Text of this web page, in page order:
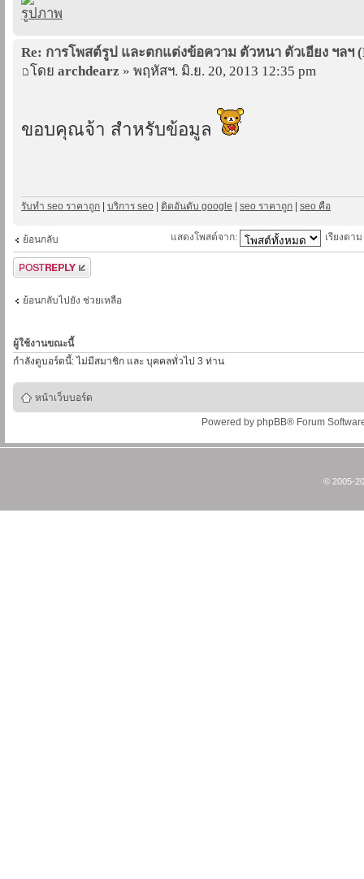
Re: การโพสต์รูป และตกแต่งข้อความ ตัวหนา ตัวเอียง ฯลฯ
โดย archdearz » พฤหัสฯ. มิ.ย. 20, 2013 12:35 pm
ขอบคุณจ้า สำหรับข้อมูล
รับทำ seo ราคาถูก | บริการ seo | ติดอันดับ google | seo ราคาถูก | seo คือ
ย้อนกลับ แสดงโพสต์จาก: เรียงตาม
ตอบกระทู้
ย้อนกลับไปยัง ช่วยเหลือ
ผู้ใช้งานขณะนี้
กำลังดูบอร์ดนี้: ไม่มีสมาชิก และ บุคคลทั่วไป 3 ท่าน
หน้าเว็บบอร์ด
Powered by phpBB® Forum
© 2005-